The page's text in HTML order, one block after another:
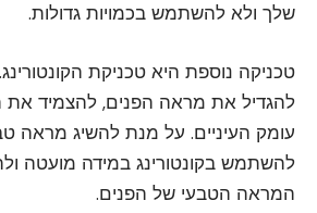
שלך ולא להשתמש בכמויות גדולות.
טכניקה נוספת היא טכניקת
להגדיל את מראה הפנים, להצמיד את
עומק העיניים. על מנת להשיג מראה
להשתמש בקונטורינג במידה מועטה
המראה הטבעי של הפנים.